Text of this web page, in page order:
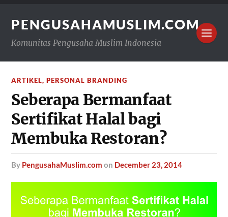
PENGUSAHAMUSLIM.COM
Komunitas Pengusaha Muslim Indonesia
ARTIKEL,PERSONAL BRANDING
Seberapa Bermanfaat
Sertifikat Halal bagi
Membuka Restoran?
by PengusahaMuslim.com on December 23, 2014